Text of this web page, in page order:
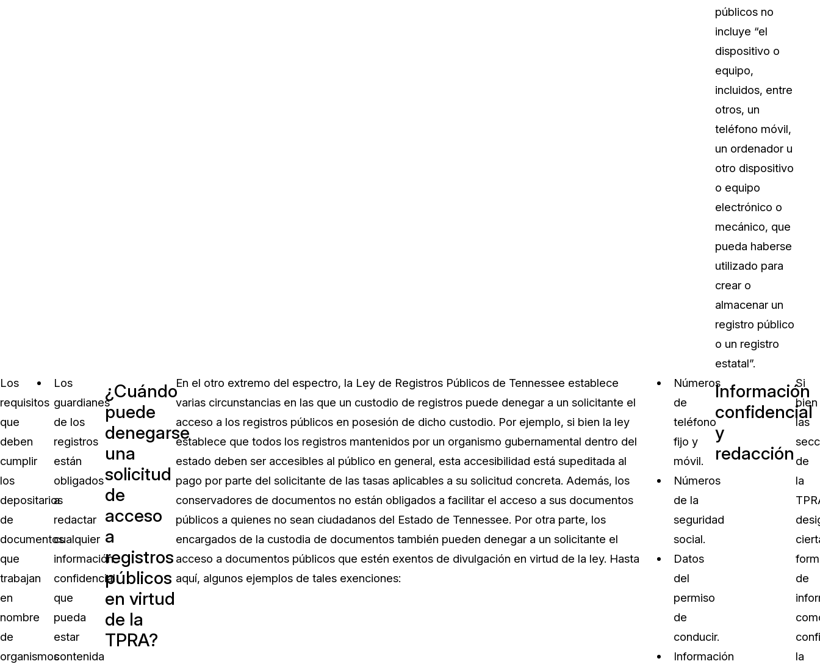
públicos no
incluye “el
dispositivo o
equipo,
incluidos, entre
otros, un
teléfono móvil,
un ordenador u
otro dispositivo
o equipo
electrónico o
mecánico, que
pueda haberse
utilizado para
crear o
almacenar un
registro público
o un registro
estatal”.
Los
requisitos
que
deben
cumplir
los
depositarios
de
documentos
que
trabajan
en
nombre
de
organismos
Los
guardianes
de los
registros
están
obligados
a
redactar
cualquier
información
confidencial
que
pueda
estar
contenida
¿Cuándo
puede
denegarse
una
solicitud
de
acceso
a
registros
públicos
en virtud
de la
TPRA?
En el otro extremo del espectro, la Ley de Registros Públicos de Tennessee establece
varias circunstancias en las que un custodio de registros puede denegar a un solicitante el
acceso a los registros públicos en posesión de dicho custodio. Por ejemplo, si bien la ley
establece que todos los registros mantenidos por un organismo gubernamental dentro del
estado deben ser accesibles al público en general, esta accesibilidad está supeditada al
pago por parte del solicitante de las tasas aplicables a su solicitud concreta. Además, los
conservadores de documentos no están obligados a facilitar el acceso a sus documentos
públicos a quienes no sean ciudadanos del Estado de Tennessee. Por otra parte, los
encargados de la custodia de documentos también pueden denegar a un solicitante el
acceso a documentos públicos que estén exentos de divulgación en virtud de la ley. Hasta
aquí, algunos ejemplos de tales exenciones:
Números
de
teléfono
fijo y
móvil.
Números
de la
seguridad
social.
Datos
del
permiso
de
conducir.
Información
Información
confidencial
y
redacción
Si
bien
las
de
la
de
la